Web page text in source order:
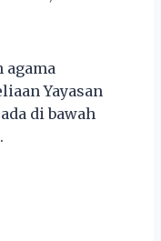
agama
Yayasan
di bawah